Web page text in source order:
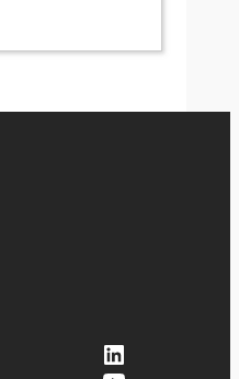
LinkedIn